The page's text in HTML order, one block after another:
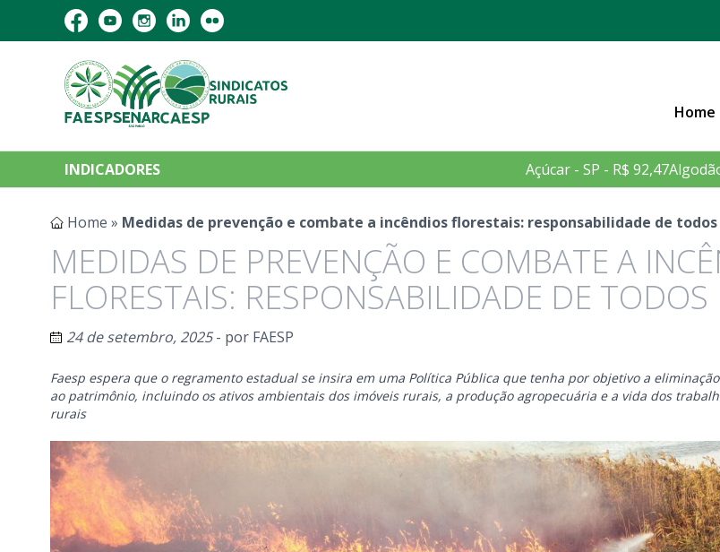
Home
INDICADORES Açúcar - SP - R$ 92,47
Home » Medidas de prevenção e combate a incêndios florestais: responsabilidade de todos
MEDIDAS DE PREVENÇÃO E COMBATE A
FLORESTAIS: RESPONSABILIDADE DE TODOS
24 de setembro, 2025- por FAESP
Faesp espera que o regramento estadual se insira em uma Política Pública que tenha por objetivo a
ao patrimônio, incluindo os ativos ambientais dos imóveis rurais, a produção agropecuária e a vida dos
rurais